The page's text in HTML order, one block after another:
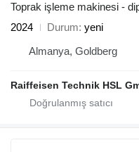
Toprak işleme makinesi -
2024
Durum yeni
Almanya, Goldberg
Raiffeisen Technik HSL